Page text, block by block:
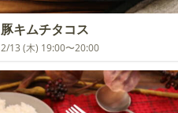
豚キムチタコス
2/13 (木) 19:00〜20:00